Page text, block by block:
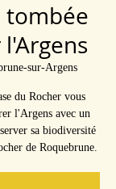
tombée
sur-Argens
du Rocher vous
l'Argens avec un
sa biodiversité
de Roquebrune.